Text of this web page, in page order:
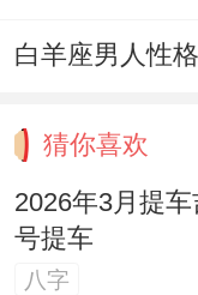
猜你喜欢
2026年3月提
号提车
八字